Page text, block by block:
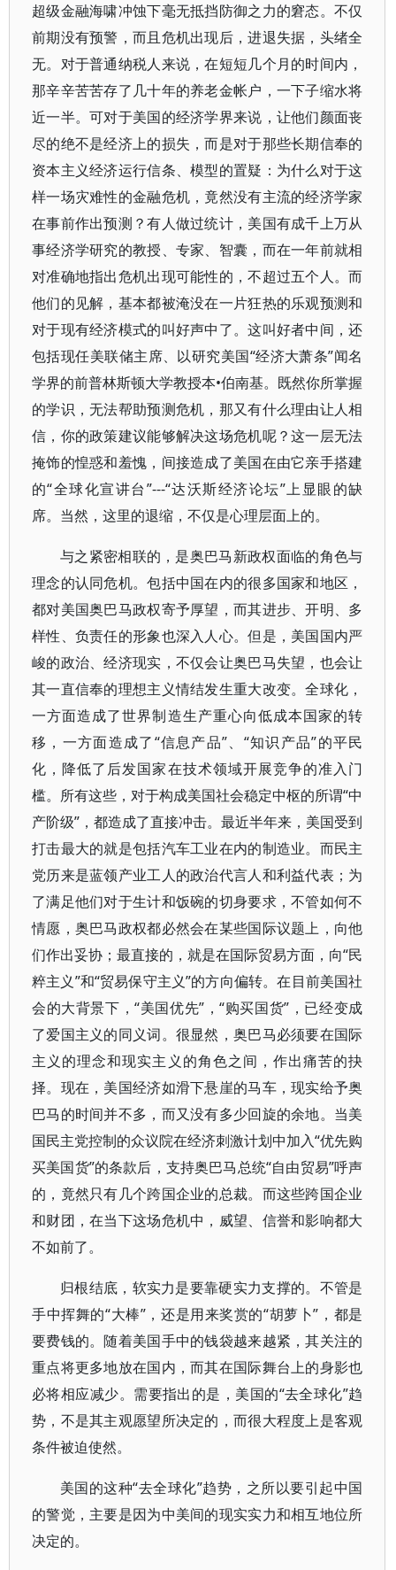
超级金融海啸冲蚀下毫无抵挡防御之力的窘态。不仅
前期没有预警，而且危机出现后，进退失据，头绪全
无。对于普通纳税人来说，在短短几个月的时间内，
那辛辛苦苦存了几十年的养老金帐户，一下子缩水将
近一半。可对于美国的经济学界来说，让他们颜面丧
尽的绝不是经济上的损失，而是对于那些长期信奉的
资本主义经济运行信条、模型的置疑：为什么对于这
样一场灾难性的金融危机，竟然没有主流的经济学家
在事前作出预测？有人做过统计，美国有成千上万从
事经济学研究的教授、专家、智囊，而在一年前就相
对准确地指出危机出现可能性的，不超过五个人。而
他们的见解，基本都被淹没在一片狂热的乐观预测和
对于现有经济模式的叫好声中了。这叫好者中间，还
包括现任美联储主席、以研究美国“经济大萧条”闻名
学界的前普林斯顿大学教授本•伯南基。既然你所掌握
的学识，无法帮助预测危机，那又有什么理由让人相
信，你的政策建议能够解决这场危机呢？这一层无法
掩饰的惶惑和羞愧，间接造成了美国在由它亲手搭建
的“全球化宣讲台”---“达沃斯经济论坛”上显眼的缺
席。当然，这里的退缩，不仅是心理层面上的。
与之紧密相联的，是奥巴马新政权面临的角色与
理念的认同危机。包括中国在内的很多国家和地区，
都对美国奥巴马政权寄予厚望，而其进步、开明、多
样性、负责任的形象也深入人心。但是，美国国内严
峻的政治、经济现实，不仅会让奥巴马失望，也会让
其一直信奉的理想主义情结发生重大改变。全球化，
一方面造成了世界制造生产重心向低成本国家的转
移，一方面造成了“信息产品”、“知识产品”的平民
化，降低了后发国家在技术领域开展竞争的准入门
槛。所有这些，对于构成美国社会稳定中枢的所谓“中
产阶级”，都造成了直接冲击。最近半年来，美国受到
打击最大的就是包括汽车工业在内的制造业。而民主
党历来是蓝领产业工人的政治代言人和利益代表；为
了满足他们对于生计和饭碗的切身要求，不管如何不
情愿，奥巴马政权都必然会在某些国际议题上，向他
们作出妥协；最直接的，就是在国际贸易方面，向“民
粹主义”和“贸易保守主义”的方向偏转。在目前美国社
会的大背景下，“美国优先”，“购买国货”，已经变成
了爱国主义的同义词。很显然，奥巴马必须要在国际
主义的理念和现实主义的角色之间，作出痛苦的抉
择。现在，美国经济如滑下悬崖的马车，现实给予奥
巴马的时间并不多，而又没有多少回旋的余地。当美
国民主党控制的众议院在经济刺激计划中加入“优先购
买美国货”的条款后，支持奥巴马总统“自由贸易”呼声
的，竟然只有几个跨国企业的总裁。而这些跨国企业
和财团，在当下这场危机中，威望、信誉和影响都大
不如前了。
归根结底，软实力是要靠硬实力支撑的。不管是
手中挥舞的“大棒”，还是用来奖赏的“胡萝卜”，都是
要费钱的。随着美国手中的钱袋越来越紧，其关注的
重点将更多地放在国内，而其在国际舞台上的身影也
必将相应减少。需要指出的是，美国的“去全球化”趋
势，不是其主观愿望所决定的，而很大程度上是客观
条件被迫使然。
美国的这种“去全球化”趋势，之所以要引起中国
的警觉，主要是因为中美间的现实实力和相互地位所
决定的。